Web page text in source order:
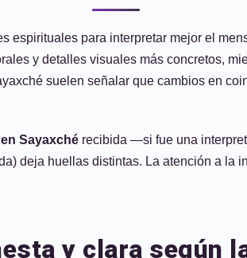
espirituales para interpretar mejor el
y detalles visuales más concretos,
suelen señalar que cambios en
Sayaxché recibida —si fue una
deja huellas distintas. La atención a
y clara según